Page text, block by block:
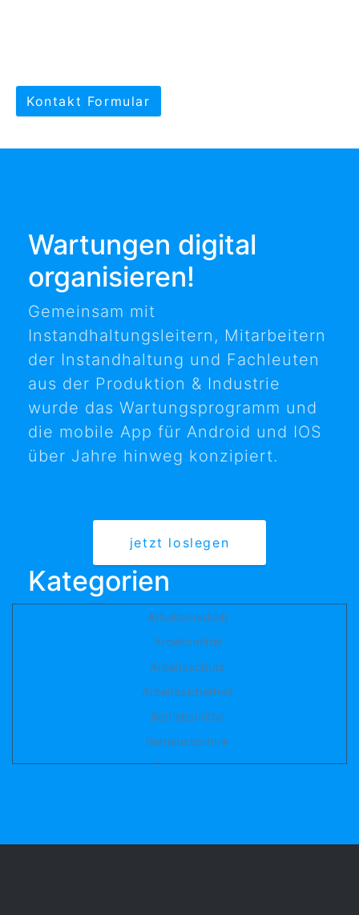
Kontakt Formular
Wartungen digital
organisieren!
Gemeinsam mit
Instandhaltungsleitern, Mitarbeitern
der Instandhaltung und Fachleuten
aus der Produktion & Industrie
wurde das Wartungsprogramm und
die mobile App für Android und IOS
über Jahre hinweg konzipiert.
jetzt loslegen
Kategorien
Arbeitsmedizin
Arbeitsmittel
Arbeitsschutz
Arbeitssicherheit
Betriebsmittel
Betriebstechnik
Brandschutz